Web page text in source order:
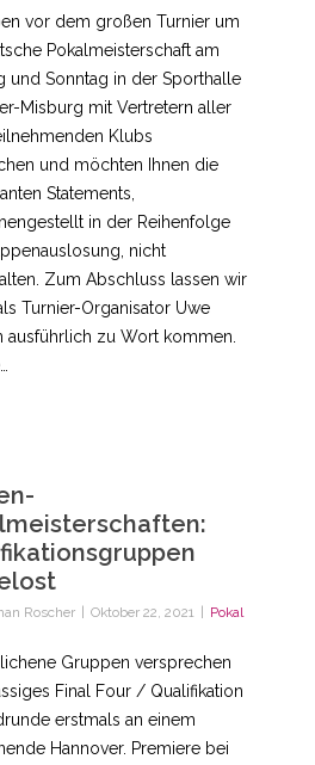
vor dem großen Turnier um
Pokalmeisterschaft am
und Sonntag in der Sporthalle
Misburg mit Vertretern aller
Klubs
und möchten Ihnen die
Statements,
in der Reihenfolge
nicht
Zum Abschluss lassen wir
Turnier-Organisator Uwe
ausführlich zu Wort kommen.
Roscher Oktober 22, 2021 Pokal
Gruppen versprechen
Final Four / Qualifikation
erstmals an einem
Hannover. Premiere bei